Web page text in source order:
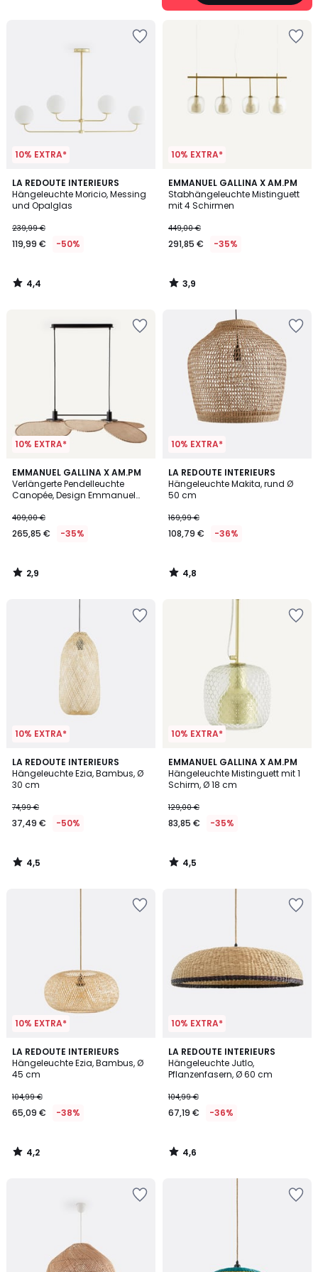
10% EXTRA*
LA REDOUTE INTERIEURS
Hängeleuchte Moricio, Messing
und Opalglas
239,99 €
119,99 € -50%
4,4
/ 5
4,4
/
10% EXTRA*
EMMANUEL GALLINA X AM.PM
Stabhängeleuchte Mistinguett
mit 4 Schirmen
449,00 €
291,85 € -35%
3,9
/ 5
3,9
/
10% EXTRA*
EMMANUEL GALLINA X AM.PM
Verlängerte Pendelleuchte
Canopée, Design Emmanuel
409,00 €
265,85 € -35%
2,9
/ 5
2,9
/
10% EXTRA*
LA REDOUTE INTERIEURS
Hängeleuchte Makita, rund Ø
50 cm
169,99 €
108,79 € -36%
4,8
/ 5
4,8
/
10% EXTRA*
LA REDOUTE INTERIEURS
Hängeleuchte Ezia, Bambus, Ø
30 cm
74,99 €
37,49 € -50%
4,5
/ 5
4,5
/
10% EXTRA*
EMMANUEL GALLINA X AM.PM
Hängeleuchte Mistinguett mit 1
Schirm, Ø 18 cm
129,00 €
83,85 € -35%
4,5
/ 5
4,5
/
10% EXTRA*
LA REDOUTE INTERIEURS
Hängeleuchte Ezia, Bambus, Ø
45 cm
104,99 €
65,09 € -38%
4,2
/ 5
4,2
/
10% EXTRA*
LA REDOUTE INTERIEURS
Hängeleuchte Jutlo,
Pflanzenfasern, Ø 60 cm
104,99 €
67,19 € -36%
4,6
/ 5
4,6
/